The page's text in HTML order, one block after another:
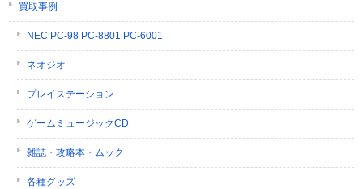
買取事例
NEC PC-98 PC-8801 PC-6001
ネオジオ
プレイステーション
ゲームミュージックCD
雑誌・攻略本・ムック
各種グッズ